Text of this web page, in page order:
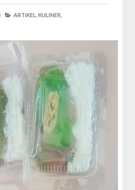
ARTIKEL, KULINER,